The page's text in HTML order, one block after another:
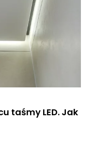
taśmy LED. Jak